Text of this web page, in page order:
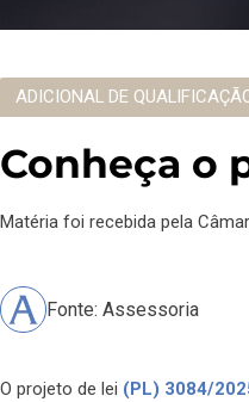
ADICIONAL DE
Conheça o
Matéria foi recebida pela
Fonte: Assessoria
O projeto de lei (PL) 3084/